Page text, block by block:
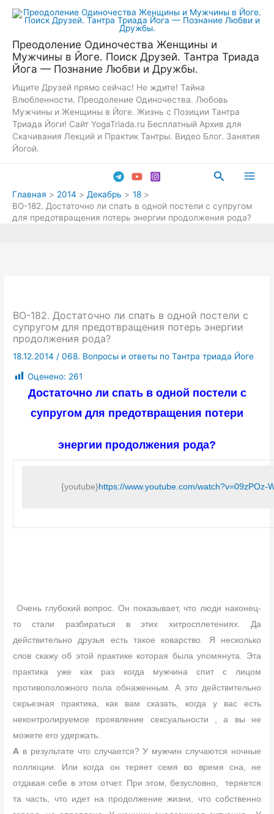
Перейти
Преодоление Одиночества Женщины и
Мужчины в Йоге. Поиск Друзей. Тантра Триада
Йога — Познание Любви и Дружбы.
Ищите Друзей прямо сейчас! Не ждите! Тайна
Влюбленности. Преодоление Одиночества. Любовь
Мужчины и Женщины в Йоге. Жизнь с Позиции Тантра
Триада Йоги! Сайт YogaTriada.ru Бесплатный Архив для
Скачивания Лекций и Практик Тантры. Видео Блог. Занятия
Йогой.
Поиск
Главная 2014 Декабрь
18
ВО-182. Достаточно ли спать в одной постели с супругом
для предотвращения потерь энергии продолжения рода?
ВО-182. Достаточно ли спать в одной постели с
супругом для предотвращения потерь энергии
продолжения рода?
18.12.2014 /068. Вопросы и ответы по Тантра триада Йоге
Оценено: 261
Достаточно ли спать в одной постели с
супругом для предотвращения потери
энергии продолжения рода?
{youtube}https://www.youtube.com/watch?v=09zPOz-
Очень глубокий вопрос. Он показывает, что люди наконец-
то стали разбираться в этих хитросплетениях. Да
действительно друзья есть такое коварство. Я несколько
слов скажу об этой практике которая была упомянута. Эта
практика уже как раз когда мужчина спит с лицом
противоположного пола обнаженным. А это действительно
серьезная практика, как вам сказать, когда у вас есть
неконтролируемое проявление сексуальности , а вы не
можете его удержать.
А в результате что случается? У мужчин случаются ночные
поллюции. Или когда он теряет семя во время сна, не
отдавая себе в этом отчет. При этом, безусловно, теряется
та часть, что идет на продолжение жизни, что собственно